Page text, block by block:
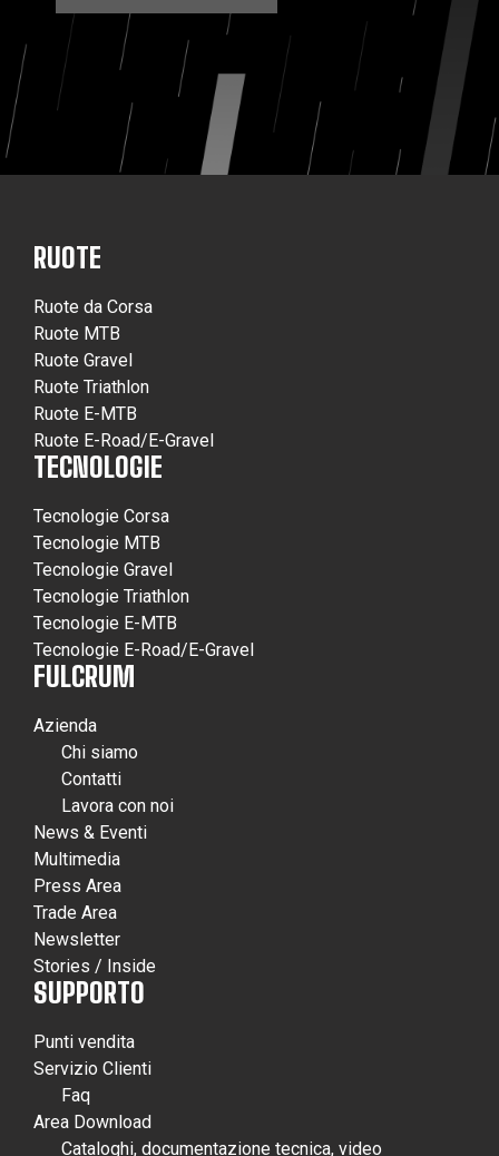
RUOTE
Ruote da Corsa
Ruote MTB
Ruote Gravel
Ruote Triathlon
Ruote E-MTB
Ruote E-Road/E-Gravel
TECNOLOGIE
Tecnologie Corsa
Tecnologie MTB
Tecnologie Gravel
Tecnologie Triathlon
Tecnologie E-MTB
Tecnologie E-Road/E-Gravel
FULCRUM
Azienda
Chi siamo
Contatti
Lavora con noi
News & Eventi
Multimedia
Press Area
Trade Area
Newsletter
Stories / Inside
SUPPORTO
Punti vendita
Servizio Clienti
Faq
Area Download
Cataloghi, documentazione tecnica, video